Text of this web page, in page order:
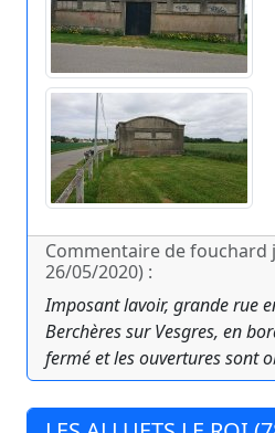
Commentaire de fouchard
26/05/2020) :
Imposant lavoir, grande rue
Berchères sur Vesgres, en
fermé et les ouvertures sont